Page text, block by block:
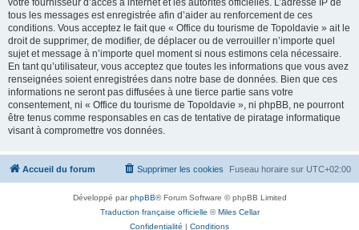
votre fournisseur d’accès à internet et les autorités officielles. L’adresse IP de
tous les messages est enregistrée afin d’aider au renforcement de ces
conditions. Vous acceptez le fait que « Office du tourisme de Topoldavie » ait le
droit de supprimer, de modifier, de déplacer ou de verrouiller n’importe quel
sujet et message à n’importe quel moment si nous estimons cela nécessaire.
En tant qu’utilisateur, vous acceptez que toutes les informations que vous avez
renseignées soient enregistrées dans notre base de données. Bien que ces
informations ne seront pas diffusées à une tierce partie sans votre
consentement, ni « Office du tourisme de Topoldavie », ni phpBB, ne pourront
être tenus comme responsables en cas de tentative de piratage informatique
visant à compromettre vos données.
Accueil du forum Fuseau horaire sur UTC+02:00
Supprimer les cookies
Développé parphpBB® Forum Software © phpBB Limited
Traduction française officielle ©Miles Cellar
Confidentialité | Conditions